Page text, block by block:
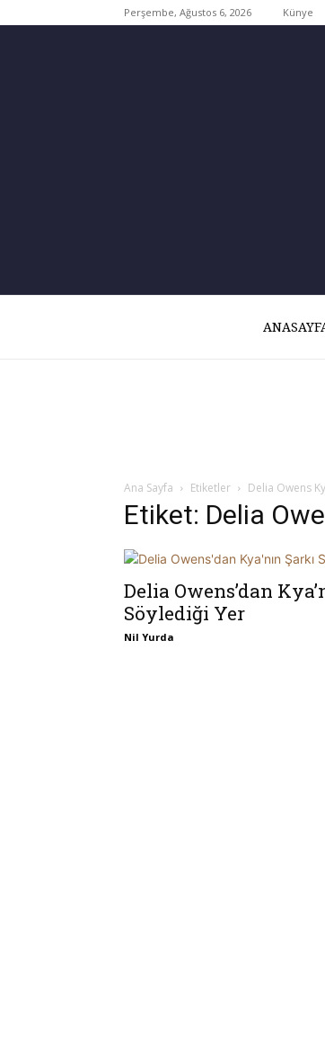
Perşembe, Ağustos 6, 2026 Künye
Ana Sayfa Etiketler Delia Owens
Etiket: Delia
Delia Owens’dan
Söylediği Yer
Nil Yurda